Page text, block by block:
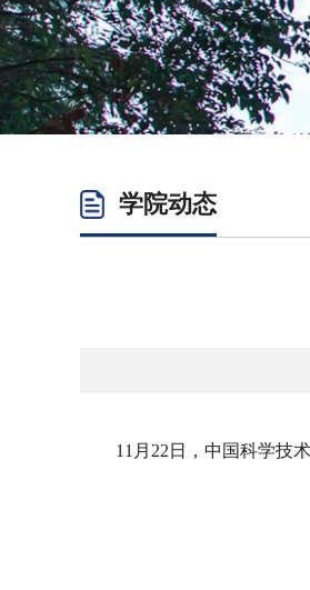
学院动态
11月22日，中国科学技